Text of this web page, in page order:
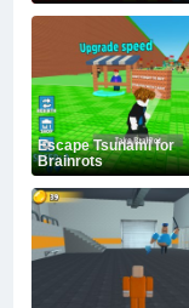
Escape Tsunami for
Brainrots